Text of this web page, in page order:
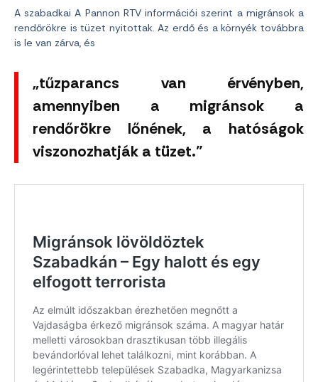
A szabadkai A Pannon RTV információi szerint a migránsok a
rendőrökre is tüzet nyitottak. Az erdő és a környék továbbra
is le van zárva, és
„tűzparancs van érvényben,
amennyiben a migránsok a
rendőrökre lőnének, a hatóságok
viszonozhatják a tüzet.”